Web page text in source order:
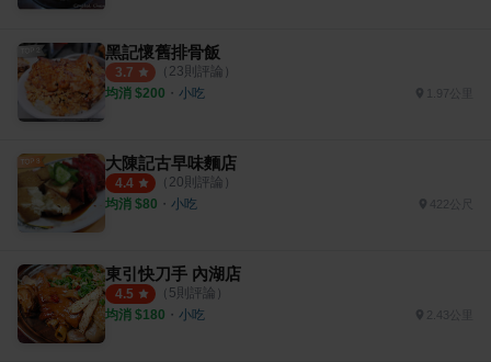
黑記懷舊排骨飯
3.7 （ 23則評論）
均消 $200 ・ 小吃
大陳記古早味麵店
4.4 （ 20則評論）
均消 $80 ・ 小吃 422公尺
東引快刀手 內湖店
4.5 （ 5則評論）
均消 $180 ・ 小吃 2.43公里